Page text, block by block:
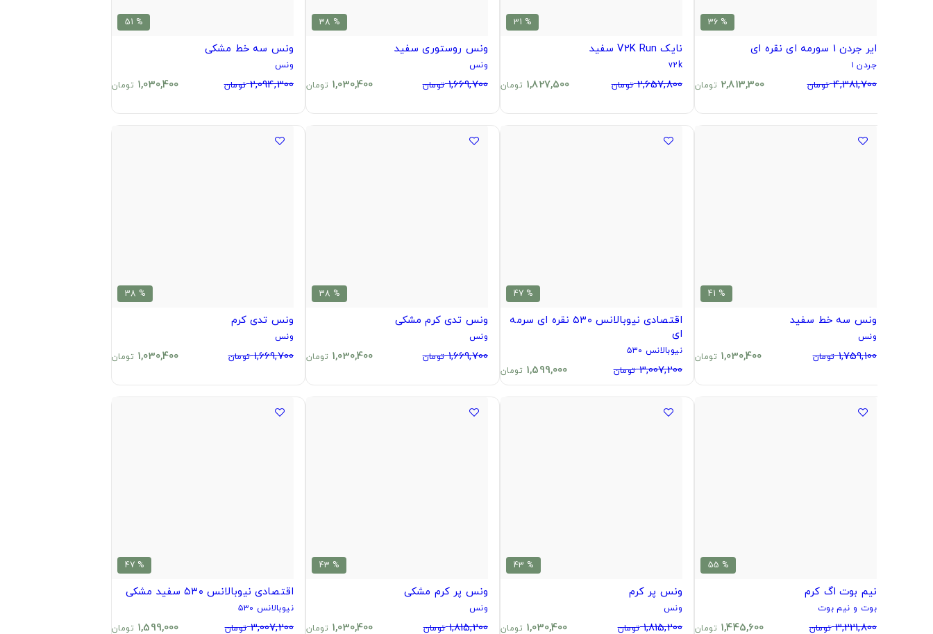
% 36
ایر جردن 1 سورمه ای نقره ای
جردن ۱
4,381,700 تومان 2,813,300 تومان
% 31
نایک V2K Run سفید
v2k
2,657,800 تومان 1,827,500 تومان
% 38
ونس روستوری سفید
ونس
1,669,700 تومان 1,030,400 تومان
% 51
ونس سه خط مشکی
ونس
2,094,300 تومان 1,030,400 تومان
% 41
ونس سه خط سفید
ونس
1,759,100 تومان 1,030,400 تومان
% 47
اقتصادی نیوبالانس ۵۳۰ نقره ای سرمه
ای
نیوبالانس ۵۳۰
3,007,200 تومان 1,599,000 تومان
% 38
ونس تدی کرم مشکی
ونس
1,669,700 تومان 1,030,400 تومان
% 38
ونس تدی کرم
ونس
1,669,700 تومان 1,030,400 تومان
% 55
نیم بوت اگ کرم
بوت و نیم بوت
3,221,800 تومان 1,445,600 تومان
% 43
ونس پر کرم
ونس
1,815,200 تومان 1,030,400 تومان
% 43
ونس پر کرم مشکی
ونس
1,815,200 تومان 1,030,400 تومان
% 47
اقتصادی نیوبالانس ۵۳۰ سفید مشکی
نیوبالانس ۵۳۰
3,007,200 تومان 1,599,000 تومان